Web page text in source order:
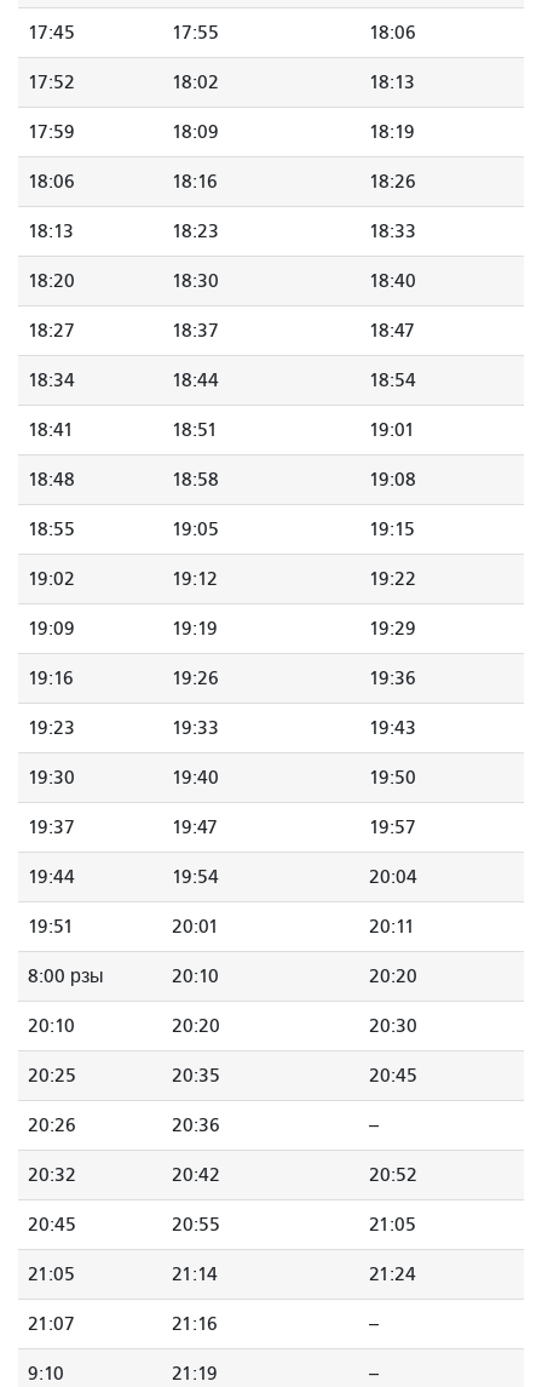
17:45 17:55 18:06
17:52 18:02 18:13
17:59 18:09 18:19
18:06 18:16 18:26
18:13 18:23 18:33
18:20 18:30 18:40
18:27 18:37 18:47
18:34 18:44 18:54
18:41 18:51 19:01
18:48 18:58 19:08
18:55 19:05 19:15
19:02 19:12 19:22
19:09 19:19 19:29
19:16 19:26 19:36
19:23 19:33 19:43
19:30 19:40 19:50
19:37 19:47 19:57
19:44 19:54 20:04
19:51 20:01 20:11
8:00 рзы 20:10 20:20
20:10 20:20 20:30
20:25 20:35 20:45
20:26 20:36 --
20:32 20:42 20:52
20:45 20:55 21:05
21:05 21:14 21:24
21:07 21:16 --
9:10 21:19 --